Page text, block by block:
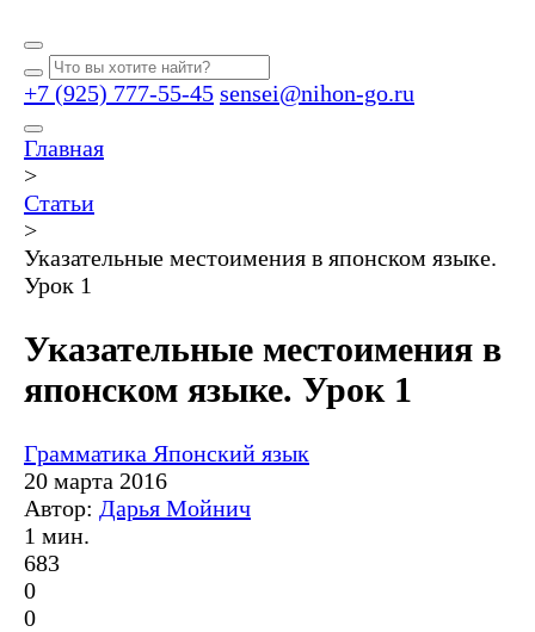
+7 (925) 777-55-45 sensei@nihon-go.ru
Главная
>
Статьи
>
Указательные местоимения в японском языке.
Урок 1
Указательные местоимения в
японском языке. Урок 1
Грамматика Японский язык
20 марта 2016
Автор: Дарья Мойнич
1 мин.
683
0
0